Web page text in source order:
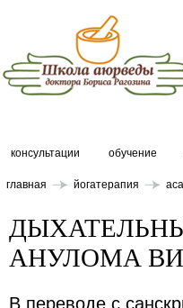
консультации обучение
главная йогатерапия
АНУЛОМА
В переводе с